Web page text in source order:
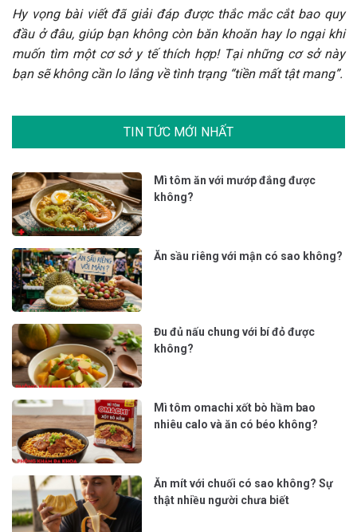
Hy vọng bài viết đã giải đáp được thắc mắc cắt bao quy
đầu ở đâu, giúp bạn không còn băn khoăn hay lo ngại khi
muốn tìm một cơ sở y tế thích hợp! Tại những cơ sở này
bạn sẽ không cần lo lắng về tình trạng “tiền mất tật mang”.
TIN TỨC MỚI NHẤT
Mì tôm ăn với mướp đắng được
không?
Ăn sầu riêng với mận có sao không?
Đu đủ nấu chung với bí đỏ được
không?
Mì tôm omachi xốt bò hầm bao
nhiêu calo và ăn có béo không?
Ăn mít với chuối có sao không? Sự
thật nhiều người chưa biết